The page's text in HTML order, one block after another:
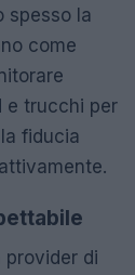
spesso la
come
e trucchi per
fiducia
provider di